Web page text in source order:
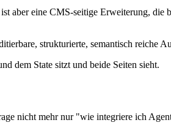
aber eine CMS-seitige Erweiterung,
strukturierte, semantisch reiche
dem State sitzt und beide Seiten sieht.
nicht mehr nur "wie integriere ich